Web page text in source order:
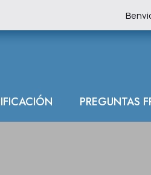
PREGUNTAS